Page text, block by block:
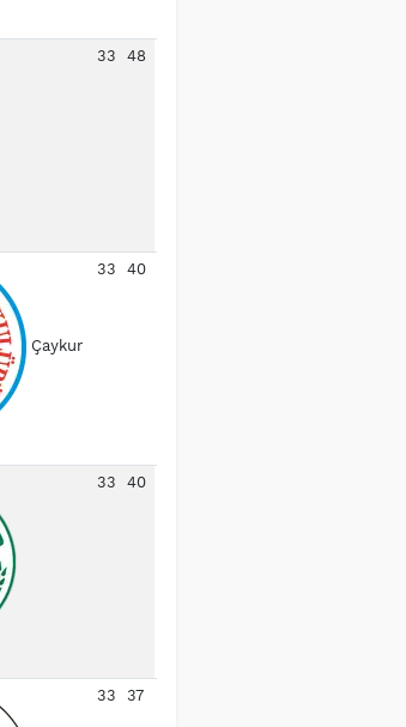
33 48
Çaykur
33 40
33 40
33 37